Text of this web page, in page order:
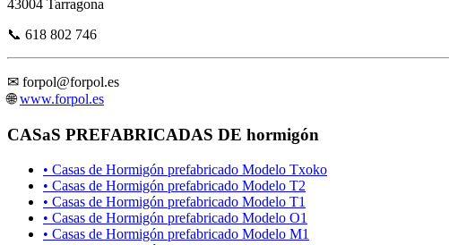
43004 Tarragona
📞 618 802 746
✉ forpol@forpol.es
🌐www.forpol.es
CASaS PREFABRICADAS DE hormigón
• Casas de Hormigón prefabricado Modelo Txoko
• Casas de Hormigón prefabricado Modelo T2
• Casas de Hormigón prefabricado Modelo T1
• Casas de Hormigón prefabricado Modelo O1
• Casas de Hormigón prefabricado Modelo M1